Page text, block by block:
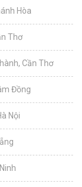
Hòa
Thơ
Cần Thơ
Đồng
Nội